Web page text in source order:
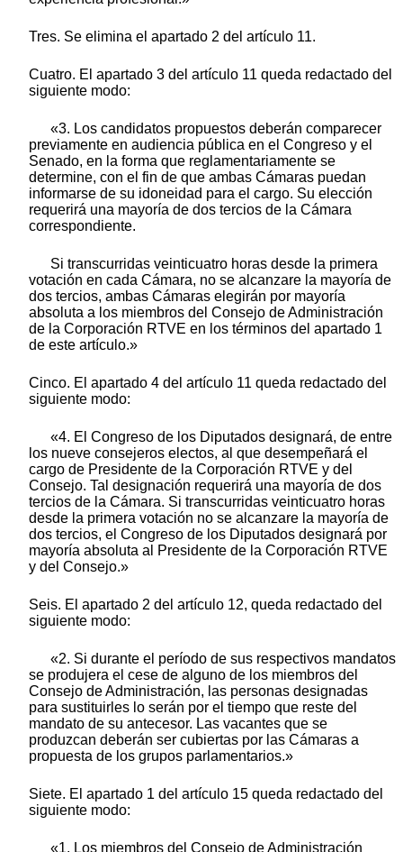
Tres. Se elimina el apartado 2 del artículo 11.
Cuatro. El apartado 3 del artículo 11 queda redactado del
siguiente modo:
«3. Los candidatos propuestos deberán comparecer
previamente en audiencia pública en el Congreso y el
Senado, en la forma que reglamentariamente se
determine, con el fin de que ambas Cámaras puedan
informarse de su idoneidad para el cargo. Su elección
requerirá una mayoría de dos tercios de la Cámara
correspondiente.
Si transcurridas veinticuatro horas desde la primera
votación en cada Cámara, no se alcanzare la mayoría de
dos tercios, ambas Cámaras elegirán por mayoría
absoluta a los miembros del Consejo de Administración
de la Corporación RTVE en los términos del apartado 1
de este artículo.»
Cinco. El apartado 4 del artículo 11 queda redactado del
siguiente modo:
«4. El Congreso de los Diputados designará, de entre
los nueve consejeros electos, al que desempeñará el
cargo de Presidente de la Corporación RTVE y del
Consejo. Tal designación requerirá una mayoría de dos
tercios de la Cámara. Si transcurridas veinticuatro horas
desde la primera votación no se alcanzare la mayoría de
dos tercios, el Congreso de los Diputados designará por
mayoría absoluta al Presidente de la Corporación RTVE
y del Consejo.»
Seis. El apartado 2 del artículo 12, queda redactado del
siguiente modo:
«2. Si durante el período de sus respectivos mandatos
se produjera el cese de alguno de los miembros del
Consejo de Administración, las personas designadas
para sustituirles lo serán por el tiempo que reste del
mandato de su antecesor. Las vacantes que se
produzcan deberán ser cubiertas por las Cámaras a
propuesta de los grupos parlamentarios.»
Siete. El apartado 1 del artículo 15 queda redactado del
siguiente modo:
«1. Los miembros del Consejo de Administración